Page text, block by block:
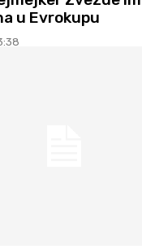
u Evrokupu